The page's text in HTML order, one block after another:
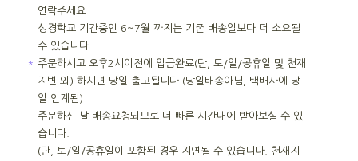
연락주세요.
성경학교 기간중인 6~7월 까지는 기존 배송일보다 더 소요될
수 있습니다.
＊ 주문하시고 오후2시이전에 입금완료(단, 토/일/공휴일 및 천재
지변 외) 하시면 당일 출고됩니다.(당일배송아님, 택배사에 당
일 인계됨)
주문하신 날 배송요청되므로 더 빠른 시간내에 받아보실 수 있
습니다.
(단, 토/일/공휴일이 포함된 경우 지연될 수 있습니다. 천재지